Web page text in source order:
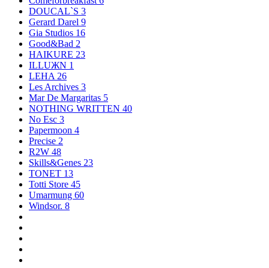
DOUCAL`S 3
Gerard Darel 9
Gia Studios 16
Good&Bad 2
HAIKURE 23
ILLUЖN 1
LEHA 26
Les Archives 3
Mar De Margaritas 5
NOTHING WRITTEN 40
No Esc 3
Papermoon 4
Precise 2
R2W 48
Skills&Genes 23
TONET 13
Totti Store 45
Umarmung 60
Windsor. 8